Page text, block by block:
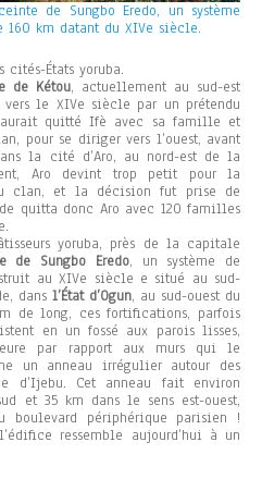
de Sungbo Eredo, un système
160 km datant du XIVe siècle.
cités-États yoruba.
de Kétou, actuellement au sud-est
le XIVe siècle par un prétendu
aurait quitté Ifè avec sa famille et
pour se diriger vers l’ouest, avant
la cité d’Aro, au nord-est de la
Aro devint trop petit pour la
clan, et la décision fut prise de
quitta donc Aro avec 120 familles
yoruba, près de la capitale
de Sungbo Eredo, un système de
au XIVe siècle e situé au sud-
dans l’État d’Ogun, au sud-ouest du
de long, ces fortifications, parfois
en un fossé aux parois lisses,
par rapport aux murs qui le
un anneau irrégulier autour des
d’Ijebu. Cet anneau fait environ
et 35 km dans le sens est-ouest,
boulevard périphérique parisien !
ressemble aujourd’hui à un